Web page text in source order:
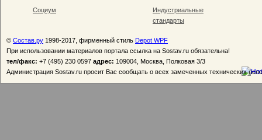
Социум
Индустриальные
стандарты
© Состав.ру 1998-2017, фирменный стиль Depot WPF
При использовании материалов портала ссылка на Sostav.ru обязательна!
тел/факс: +7 (495) 230 0597 адрес: 109004, Москва, Полковая 3/3
Администрация Sostav.ru просит Вас сообщать о всех замеченных технических